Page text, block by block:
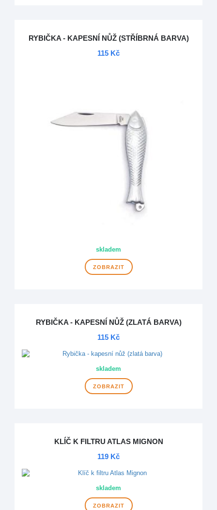
RYBIČKA - KAPESNÍ NŮŽ (STŘÍBRNÁ BARVA)
115 Kč
skladem
ZOBRAZIT
RYBIČKA - KAPESNÍ NŮŽ (ZLATÁ BARVA)
115 Kč
skladem
ZOBRAZIT
KLÍČ K FILTRU ATLAS MIGNON
119 Kč
skladem
ZOBRAZIT